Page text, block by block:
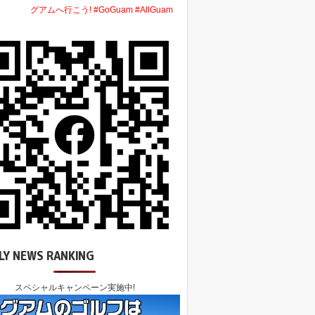
グアムへ行こう! #GoGuam #AllGuam
NEWS RANKING
スペシャルキャンペーン実施中!